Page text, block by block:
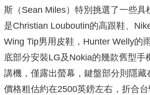
斯（Sean Miles）特別挑選了一些具
是Christian Louboutin的高跟鞋、
Wing Tip男用皮鞋，Hunter Welly的
底部分安裝LG及Nokia的幾款舊型手
講機，僅露出螢幕，鍵盤部分則隱藏
價格粗估約在2500英鎊左右，折合